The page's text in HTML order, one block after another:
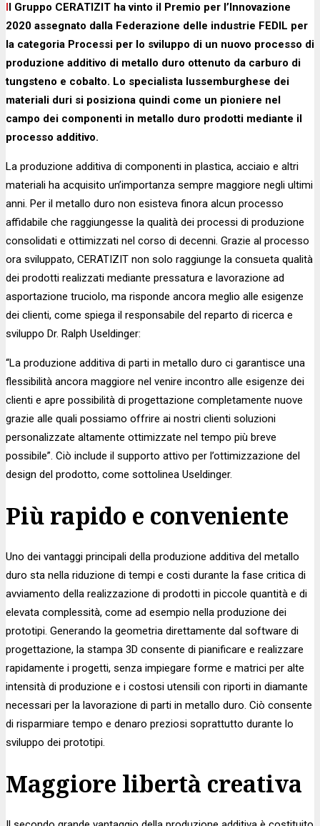
Il Gruppo CERATIZIT ha vinto il Premio per l’Innovazione
2020 assegnato dalla Federazione delle industrie FEDIL per
la categoria Processi per lo sviluppo di un nuovo processo di
produzione additivo di metallo duro ottenuto da carburo di
tungsteno e cobalto. Lo specialista lussemburghese dei
materiali duri si posiziona quindi come un pioniere nel
campo dei componenti in metallo duro prodotti mediante il
processo additivo.
La produzione additiva di componenti in plastica, acciaio e altri
materiali ha acquisito un’importanza sempre maggiore negli ultimi
anni. Per il metallo duro non esisteva finora alcun processo
affidabile che raggiungesse la qualità dei processi di produzione
consolidati e ottimizzati nel corso di decenni. Grazie al processo
ora sviluppato, CERATIZIT non solo raggiunge la consueta qualità
dei prodotti realizzati mediante pressatura e lavorazione ad
asportazione truciolo, ma risponde ancora meglio alle esigenze
dei clienti, come spiega il responsabile del reparto di ricerca e
sviluppo Dr. Ralph Useldinger:
“La produzione additiva di parti in metallo duro ci garantisce una
flessibilità ancora maggiore nel venire incontro alle esigenze dei
clienti e apre possibilità di progettazione completamente nuove
grazie alle quali possiamo offrire ai nostri clienti soluzioni
personalizzate altamente ottimizzate nel tempo più breve
possibile”. Ciò include il supporto attivo per l’ottimizzazione del
design del prodotto, come sottolinea Useldinger.
Più rapido e conveniente
Uno dei vantaggi principali della produzione additiva del metallo
duro sta nella riduzione di tempi e costi durante la fase critica di
avviamento della realizzazione di prodotti in piccole quantità e di
elevata complessità, come ad esempio nella produzione dei
prototipi. Generando la geometria direttamente dal software di
progettazione, la stampa 3D consente di pianificare e realizzare
rapidamente i progetti, senza impiegare forme e matrici per alte
intensità di produzione e i costosi utensili con riporti in diamante
necessari per la lavorazione di parti in metallo duro. Ciò consente
di risparmiare tempo e denaro preziosi soprattutto durante lo
sviluppo dei prototipi.
Maggiore libertà creativa